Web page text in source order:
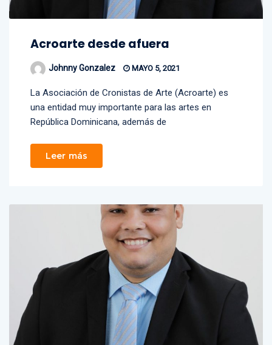
Acroarte desde afuera
Johnny Gonzalez MAYO 5, 2021
La Asociación de Cronistas de Arte (Acroarte) es
una entidad muy importante para las artes en
República Dominicana, además de
Leer más